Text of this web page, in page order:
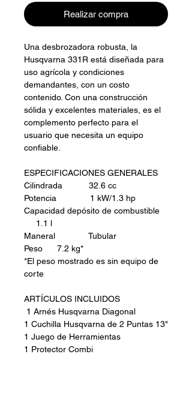
Realizar compra
Una desbrozadora robusta, la
Husqvarna 331R está diseñada para
uso agrícola y condiciones
demandantes, con un costo
contenido. Con una construcción
sólida y excelentes materiales, es el
complemento perfecto para el
usuario que necesita un equipo
confiable.
ESPECIFICACIONES GENERALES
Cilindrada 32.6 cc
Potencia 1 kW/1.3 hp
Capacidad depósito de combustible
1.1 l
Maneral Tubular
Peso 7.2 kg*
*El peso mostrado es sin equipo de
corte
ARTÍCULOS INCLUIDOS
1 Arnés Husqvarna Diagonal
1 Cuchilla Husqvarna de 2 Puntas 13"
1 Juego de Herramientas
1 Protector Combi